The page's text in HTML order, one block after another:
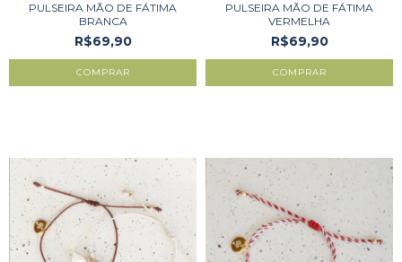
PULSEIRA MÃO DE FÁTIMA
BRANCA
R$69,90
COMPRAR
PULSEIRA MÃO DE FÁTIMA
VERMELHA
R$69,90
COMPRAR